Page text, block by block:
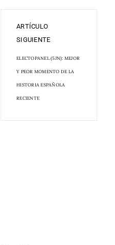
ARTÍCULO
SIGUIENTE
ELECTOPANEL (5JN): MEJOR
Y PEOR MOMENTO DE LA
HISTORIA ESPAÑOLA
RECIENTE